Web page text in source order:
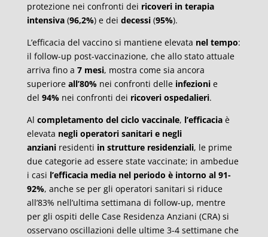
protezione nei confronti dei ricoveri in terapia
intensiva (96,2%) e dei decessi (95%).
L’efficacia del vaccino si mantiene elevata nel tempo:
il follow-up post-vaccinazione, che allo stato attuale
arriva fino a 7 mesi, mostra come sia ancora
superiore all’80%nei confronti delle infezionie
del 94%nei confronti dei ricoveri ospedalieri.
Al completamento del ciclo vaccinale, l’efficacia è
elevata negli operatori sanitari e negli
anziani residenti in strutture residenziali, le prime
due categorie ad essere state vaccinate; in ambedue
i casi l’efficacia media nel periodo è intorno al 91-
92%, anche se per gli operatori sanitari si riduce
all’83% nell’ultima settimana di follow-up, mentre
per gli ospiti delle Case Residenza Anziani (CRA) si
osservano oscillazioni delle ultime 3-4 settimane che